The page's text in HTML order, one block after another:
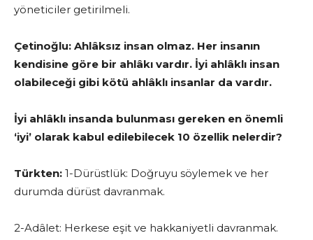
yöneticiler getirilmeli.
Çetinoğlu: Ahlâksız insan olmaz. Her insanın
kendisine göre bir ahlâkı vardır. İyi ahlâklı insan
olabileceği gibi kötü ahlâklı insanlar da vardır.
İyi ahlâklı insanda bulunması gereken en önemli
‘iyi’ olarak kabul edilebilecek 10 özellik nelerdir?
Türkten: 1-Dürüstlük: Doğruyu söylemek ve her
durumda dürüst davranmak.
2-Adâlet: Herkese eşit ve hakkaniyetli davranmak.